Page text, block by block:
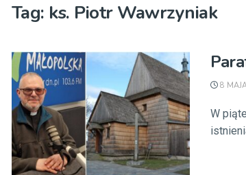
Tag: ks. Piotr Wawrzyniak
8
W